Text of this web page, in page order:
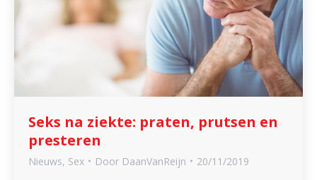
Seks na ziekte: praten, prutsen en
presteren
Nieuws, Sex Door DaanVanReijn 20/11/2019